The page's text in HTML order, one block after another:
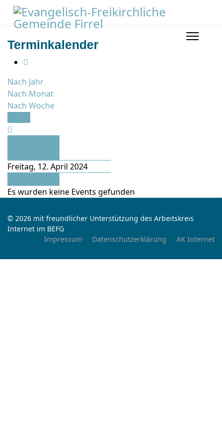
Terminkalender
Nach Jahr
Nach Monat
Nach Woche
Freitag, 12. April 2024
Es wurden keine Events gefunden
© 2026 mit freundlicher Unterstützung des Arbeitskreis
Internet im BEFG
Impressum
Datenschutzerklärung AK Internet